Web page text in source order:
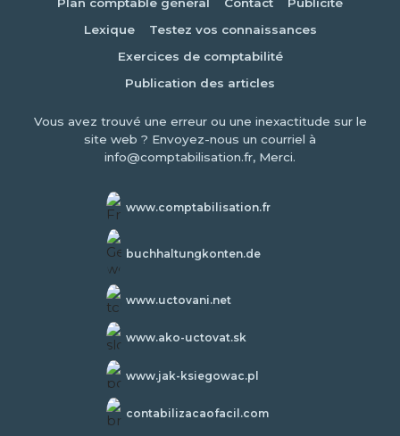
Lexique
Testez vos connaissances
Exercices de comptabilité
Publication des articles
Vous avez trouvé une erreur ou une inexactitude sur le
site web ? Envoyez-nous un courriel à
info@comptabilisation.fr, Merci.
www.comptabilisation.fr
buchhaltungkonten.de
www.uctovani.net
www.ako-uctovat.sk
www.jak-ksiegowac.pl
contabilizacaofacil.com